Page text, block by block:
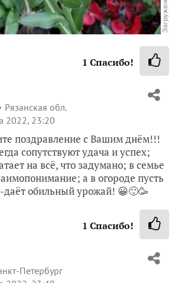
1 Спасибо!
Рязанская обл.
2022, 23:20
поздравление с Вашим днём!!!
сопутствуют удача и успех;
на всё, что задумано; в семье
а в огороде пусть
даёт обильный урожай! 😀🙂🥳
1 Спасибо!
Петербург